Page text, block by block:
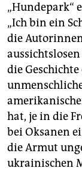
„Hundepark“
„Ich bin ein
die
die
hat, je in die
bei Oksanen
die Armut
ukrainischen